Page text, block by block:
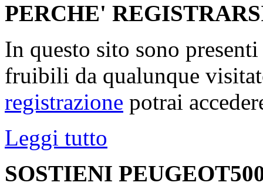
PERCHE'
In questo sito sono
fruibili da qualunque
registrazione potrai
Leggi tutto
SOSTIENI